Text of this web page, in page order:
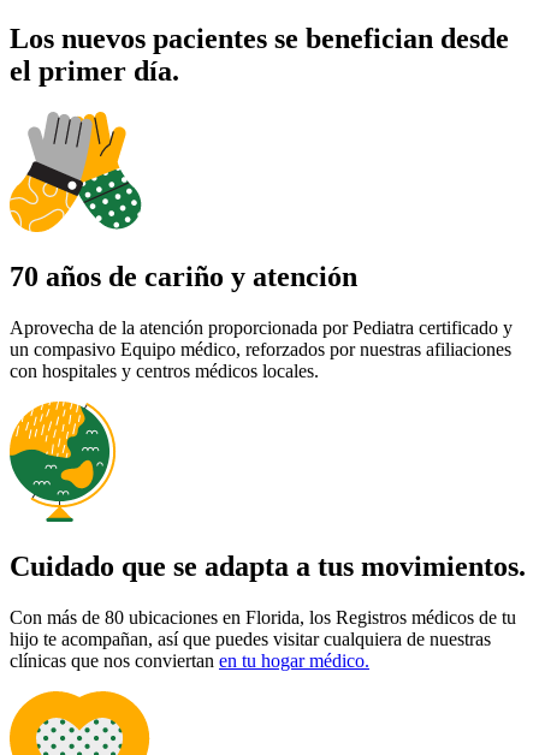
Los nuevos pacientes se benefician desde
el primer día.
70 años de cariño y atención
Aprovecha de la atención proporcionada por Pediatra certificado y
un compasivo Equipo médico, reforzados por nuestras afiliaciones
con hospitales y centros médicos locales.
Cuidado que se adapta a tus movimientos.
Con más de 80 ubicaciones en Florida, los Registros médicos de tu
hijo te acompañan, así que puedes visitar cualquiera de nuestras
clínicas que nos conviertan en tu hogar médico.